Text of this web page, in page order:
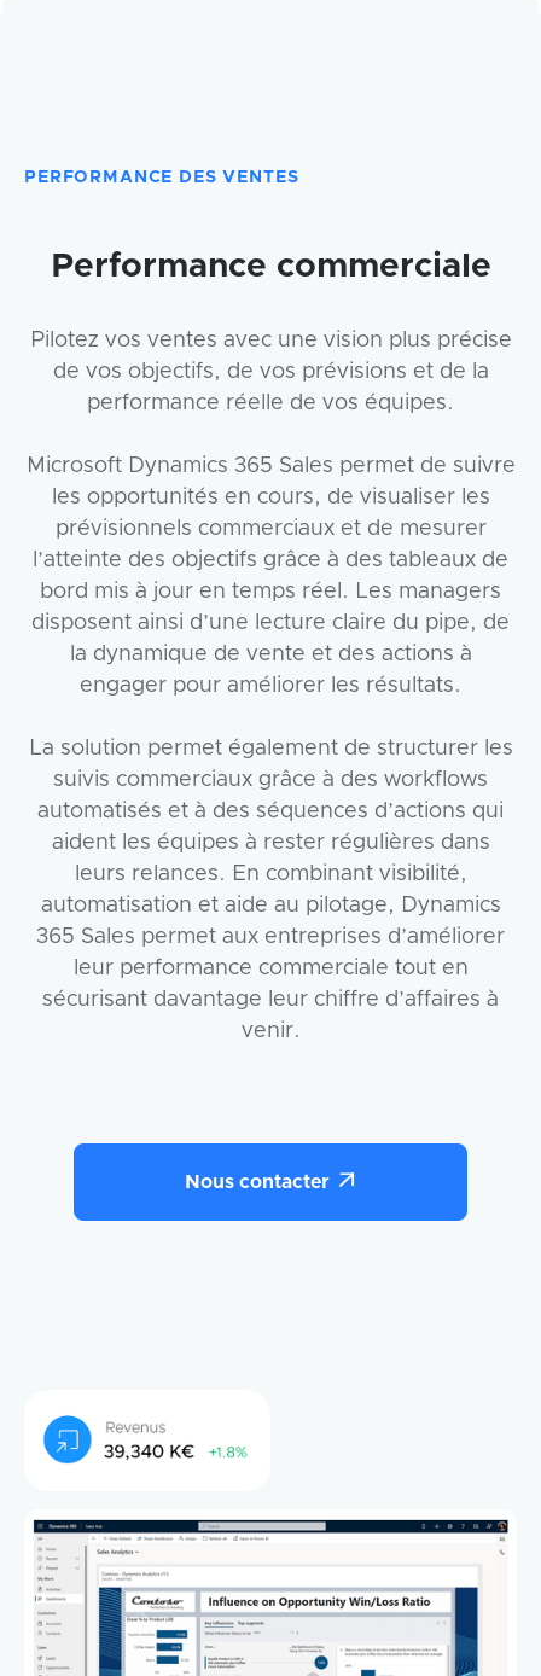
PERFORMANCE DES VENTES
Performance commerciale
Pilotez vos ventes avec une vision plus précise
de vos objectifs, de vos prévisions et de la
performance réelle de vos équipes.
Microsoft Dynamics 365 Sales permet de suivre
les opportunités en cours, de visualiser les
prévisionnels commerciaux et de mesurer
l’atteinte des objectifs grâce à des tableaux de
bord mis à jour en temps réel. Les managers
disposent ainsi d’une lecture claire du pipe, de
la dynamique de vente et des actions à
engager pour améliorer les résultats.
La solution permet également de structurer les
suivis commerciaux grâce à des workflows
automatisés et à des séquences d’actions qui
aident les équipes à rester régulières dans
leurs relances. En combinant visibilité,
automatisation et aide au pilotage, Dynamics
365 Sales permet aux entreprises d’améliorer
leur performance commerciale tout en
sécurisant davantage leur chiffre d’affaires à
venir.
Nous contacter 